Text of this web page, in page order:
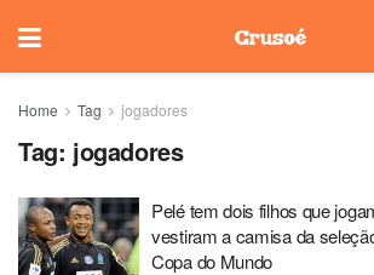
Home Tag jogadores
Tag: jogadores
Pelé tem dois filhos que
vestiram a camisa da
Copa do Mundo